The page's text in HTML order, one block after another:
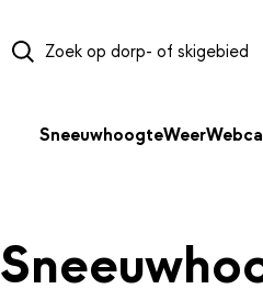
SneeuwhoogteWeer